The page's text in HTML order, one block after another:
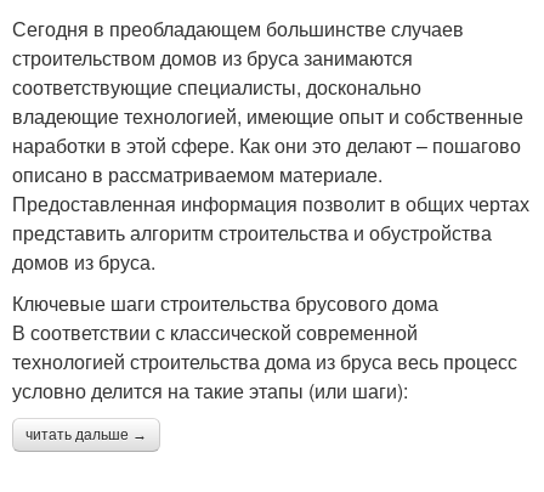
Сегодня в преобладающем большинстве случаев
строительством домов из бруса занимаются
соответствующие специалисты, досконально
владеющие технологией, имеющие опыт и собственные
наработки в этой сфере. Как они это делают – пошагово
описано в рассматриваемом материале.
Предоставленная информация позволит в общих чертах
представить алгоритм строительства и обустройства
домов из бруса.
Ключевые шаги строительства брусового дома
В соответствии с классической современной
технологией строительства дома из бруса весь процесс
условно делится на такие этапы (или шаги):
читать дальше →